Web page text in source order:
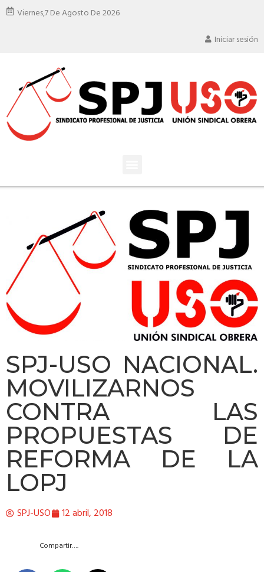
Viernes,7 De Agosto De 2026
Iniciar sesión
SPJ-USO NACIONAL.
MOVILIZARNOS
CONTRA LAS
PROPUESTAS DE
REFORMA DE LA
LOPJ
SPJ-USO 12 abril, 2018
Compartir….